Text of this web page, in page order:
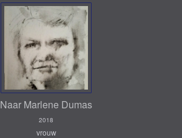
Naar Marlene Dumas
2018
vrouw